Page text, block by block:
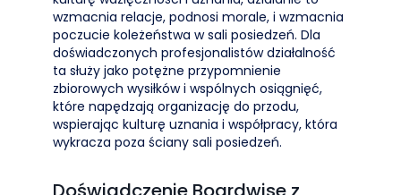
wzmacnia relacje, podnosi morale, i wzmacnia
poczucie koleżeństwa w sali posiedzeń. Dla
doświadczonych profesjonalistów działalność
ta służy jako potężne przypomnienie
zbiorowych wysiłków i wspólnych osiągnięć,
które napędzają organizację do przodu,
wspierając kulturę uznania i współpracy, która
wykracza poza ściany sali posiedzeń.